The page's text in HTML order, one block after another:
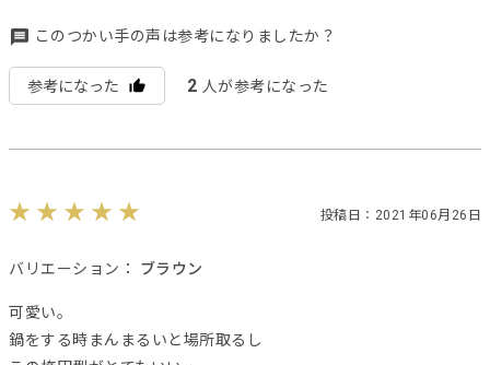
このつかい手の声は参考になりましたか？
参考になった 2 人が参考になった
投稿日：2021年06月26日
バリエーション： ブラウン
可愛い。
鍋をする時まんまるいと場所取るし